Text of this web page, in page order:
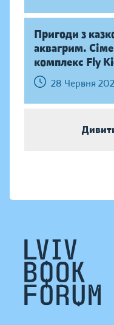
Пригоди з
аквагрим.
комплекс Fly
28 Червня